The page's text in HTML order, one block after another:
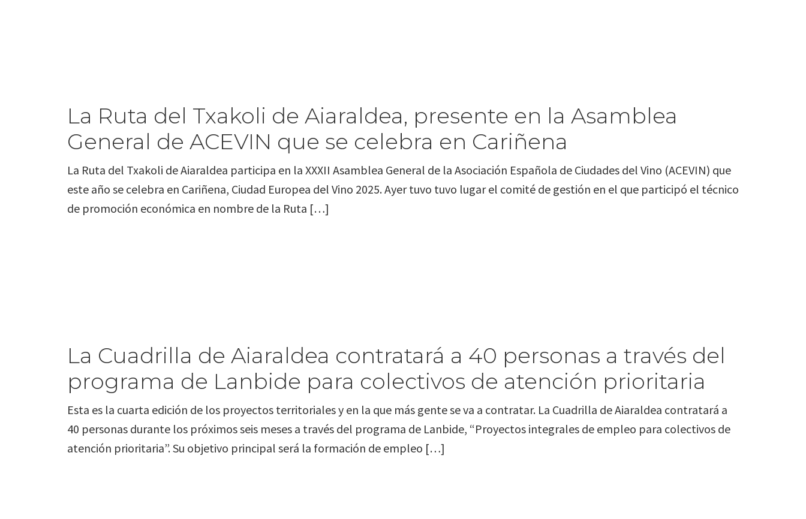
La Ruta del Txakoli de Aiaraldea, presente en la Asamblea
General de ACEVIN que se celebra en Cariñena
La Ruta del Txakoli de Aiaraldea participa en la XXXII Asamblea General de la Asociación Española de Ciudades del Vino (ACEVIN) que
este año se celebra en Cariñena, Ciudad Europea del Vino 2025. Ayer tuvo tuvo lugar el comité de gestión en el que participó el técnico
de promoción económica en nombre de la Ruta […]
La Cuadrilla de Aiaraldea contratará a 40 personas a través del
programa de Lanbide para colectivos de atención prioritaria
Esta es la cuarta edición de los proyectos territoriales y en la que más gente se va a contratar. La Cuadrilla de Aiaraldea contratará a
40 personas durante los próximos seis meses a través del programa de Lanbide, “Proyectos integrales de empleo para colectivos de
atención prioritaria”. Su objetivo principal será la formación de empleo […]